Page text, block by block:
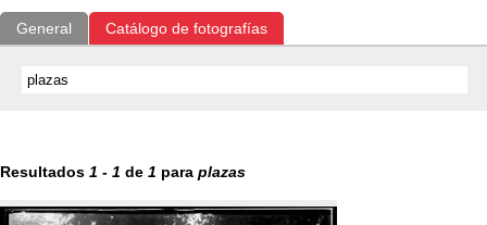
General Catálogo de fotografías
Resultados 1 - 1 de 1 para plazas